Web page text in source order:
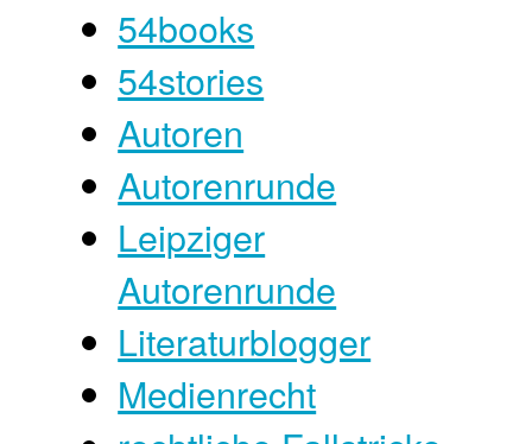
54books
54stories
Autoren
Autorenrunde
Leipziger
Autorenrunde
Literaturblogger
Medienrecht